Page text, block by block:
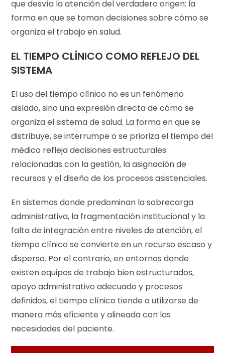
que desvía la atención del verdadero origen: la
forma en que se toman decisiones sobre cómo se
organiza el trabajo en salud.
EL TIEMPO CLÍNICO COMO REFLEJO DEL
SISTEMA
El uso del tiempo clínico no es un fenómeno
aislado, sino una expresión directa de cómo se
organiza el sistema de salud. La forma en que se
distribuye, se interrumpe o se prioriza el tiempo del
médico refleja decisiones estructurales
relacionadas con la gestión, la asignación de
recursos y el diseño de los procesos asistenciales.
En sistemas donde predominan la sobrecarga
administrativa, la fragmentación institucional y la
falta de integración entre niveles de atención, el
tiempo clínico se convierte en un recurso escaso y
disperso. Por el contrario, en entornos donde
existen equipos de trabajo bien estructurados,
apoyo administrativo adecuado y procesos
definidos, el tiempo clínico tiende a utilizarse de
manera más eficiente y alineada con las
necesidades del paciente.